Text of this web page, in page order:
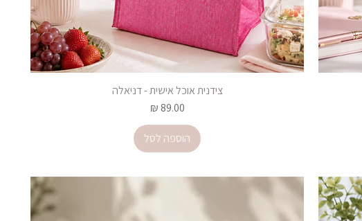
צידנית אוכל אישית - דניאלה
מחיר
הוספה לסל